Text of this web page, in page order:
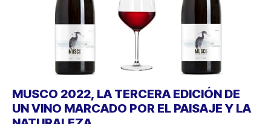
MUSCO 2022, LA TERCERA EDICIÓN DE
UN VINO MARCADO POR EL PAISAJE Y LA